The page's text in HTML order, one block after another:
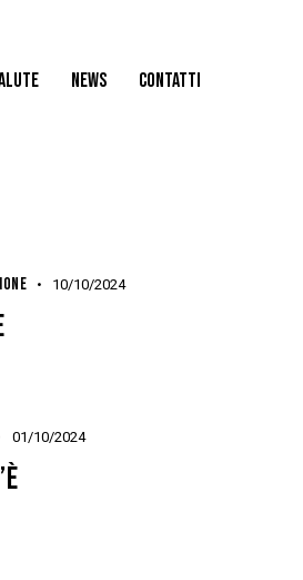
NEWS CONTATTI
10/10/2024
01/10/2024